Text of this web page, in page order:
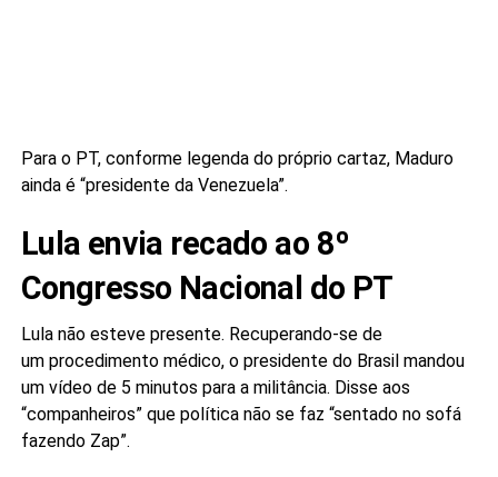
Para o PT, conforme legenda do próprio cartaz, Maduro
ainda é “presidente da Venezuela”.
Lula envia recado ao 8º
Congresso Nacional do PT
Lula não esteve presente. Recuperando-se de
um procedimento médico, o presidente do Brasil mandou
um vídeo de 5 minutos para a militância. Disse aos
“companheiros” que política não se faz “sentado no sofá
fazendo Zap”.